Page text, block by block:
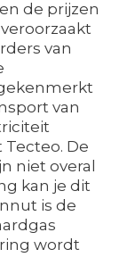
de prijzen
van
van
De
niet overal
kan je dit
is de
wordt